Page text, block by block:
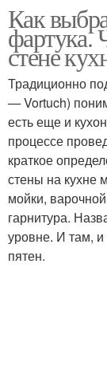
Фартук
Как
фартука.
стене
Традиционно
— Vortuch)
есть еще и
процессе
краткое
стены на кухне
мойки,
гарнитура.
уровне. И там,
пятен.